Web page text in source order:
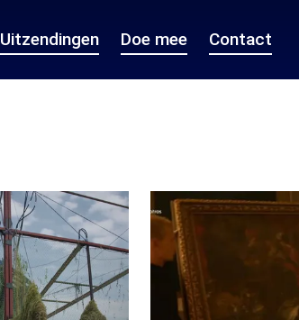
Uitzendingen Doe mee Contact